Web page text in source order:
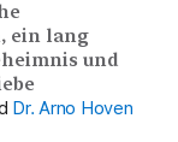
ein lang
und
Dr. Arno Hoven